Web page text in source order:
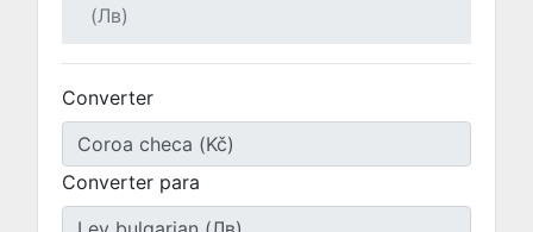
(Лв)
Converter
Converter para